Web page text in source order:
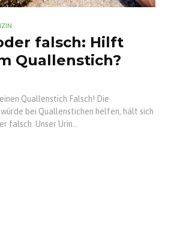
falsch: Hilft
Quallenstich?
Quallenstich Falsch! Die
würde bei Quallenstichen helfen, hält sich
falsch. Unser Urin...